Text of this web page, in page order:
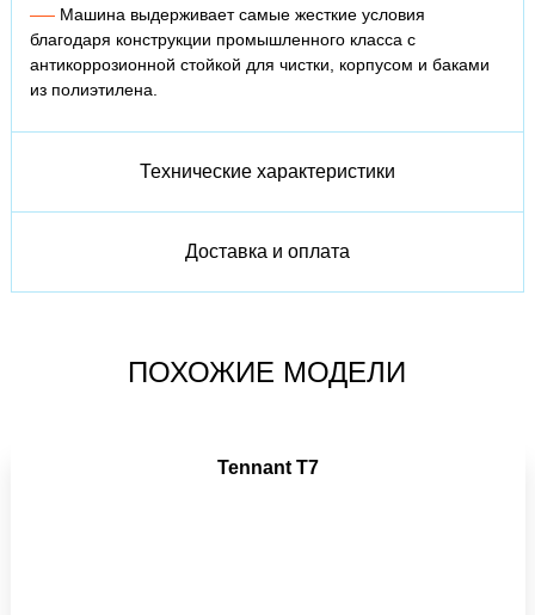
Машина выдерживает самые жесткие условия
благодаря конструкции промышленного класса с
антикоррозионной стойкой для чистки, корпусом и баками
из полиэтилена.
Технические характеристики
Доставка и оплата
ПОХОЖИЕ МОДЕЛИ
Tennant T7